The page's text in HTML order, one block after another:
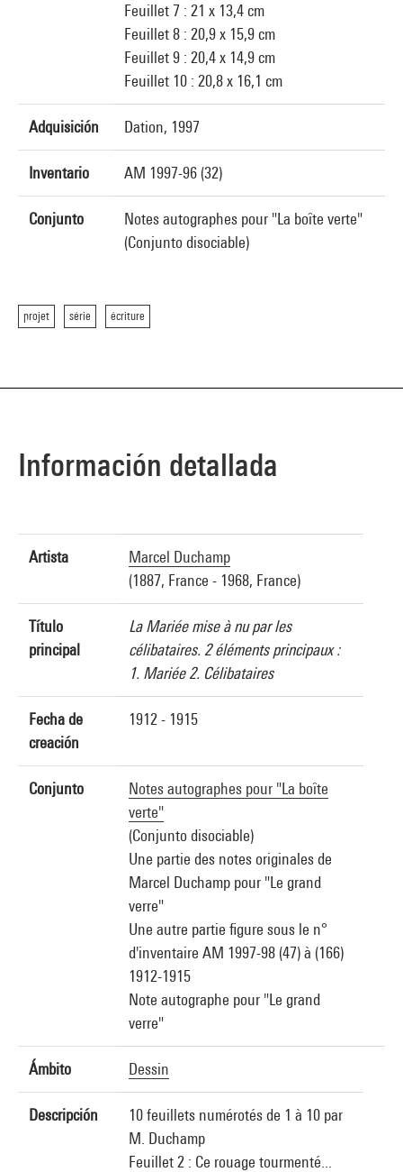
Feuillet 7 : 21 x 13,4 cm
Feuillet 8 : 20,9 x 15,9 cm
Feuillet 9 : 20,4 x 14,9 cm
Feuillet 10 : 20,8 x 16,1 cm
Adquisición Dation, 1997
Inventario AM 1997-96 (32)
Conjunto
Notes autographes pour "La boîte verte"
(Conjunto disociable)
projet série écriture
Información detallada
Artista
Marcel Duchamp
(1887, France - 1968, France)
Título
principal
La Mariée mise à nu par les
célibataires. 2 éléments principaux :
1. Mariée 2. Célibataires
Fecha de
creación
1912 - 1915
Conjunto
Notes autographes pour "La boîte
verte"
(Conjunto disociable)
Une partie des notes originales de
Marcel Duchamp pour "Le grand
verre"
Une autre partie figure sous le n°
d'inventaire AM 1997-98 (47) à (166)
1912-1915
Note autographe pour "Le grand
verre"
Ámbito Dessin
Descripción
10 feuillets numérotés de 1 à 10 par
M. Duchamp
Feuillet 2 : Ce rouage tourmenté...